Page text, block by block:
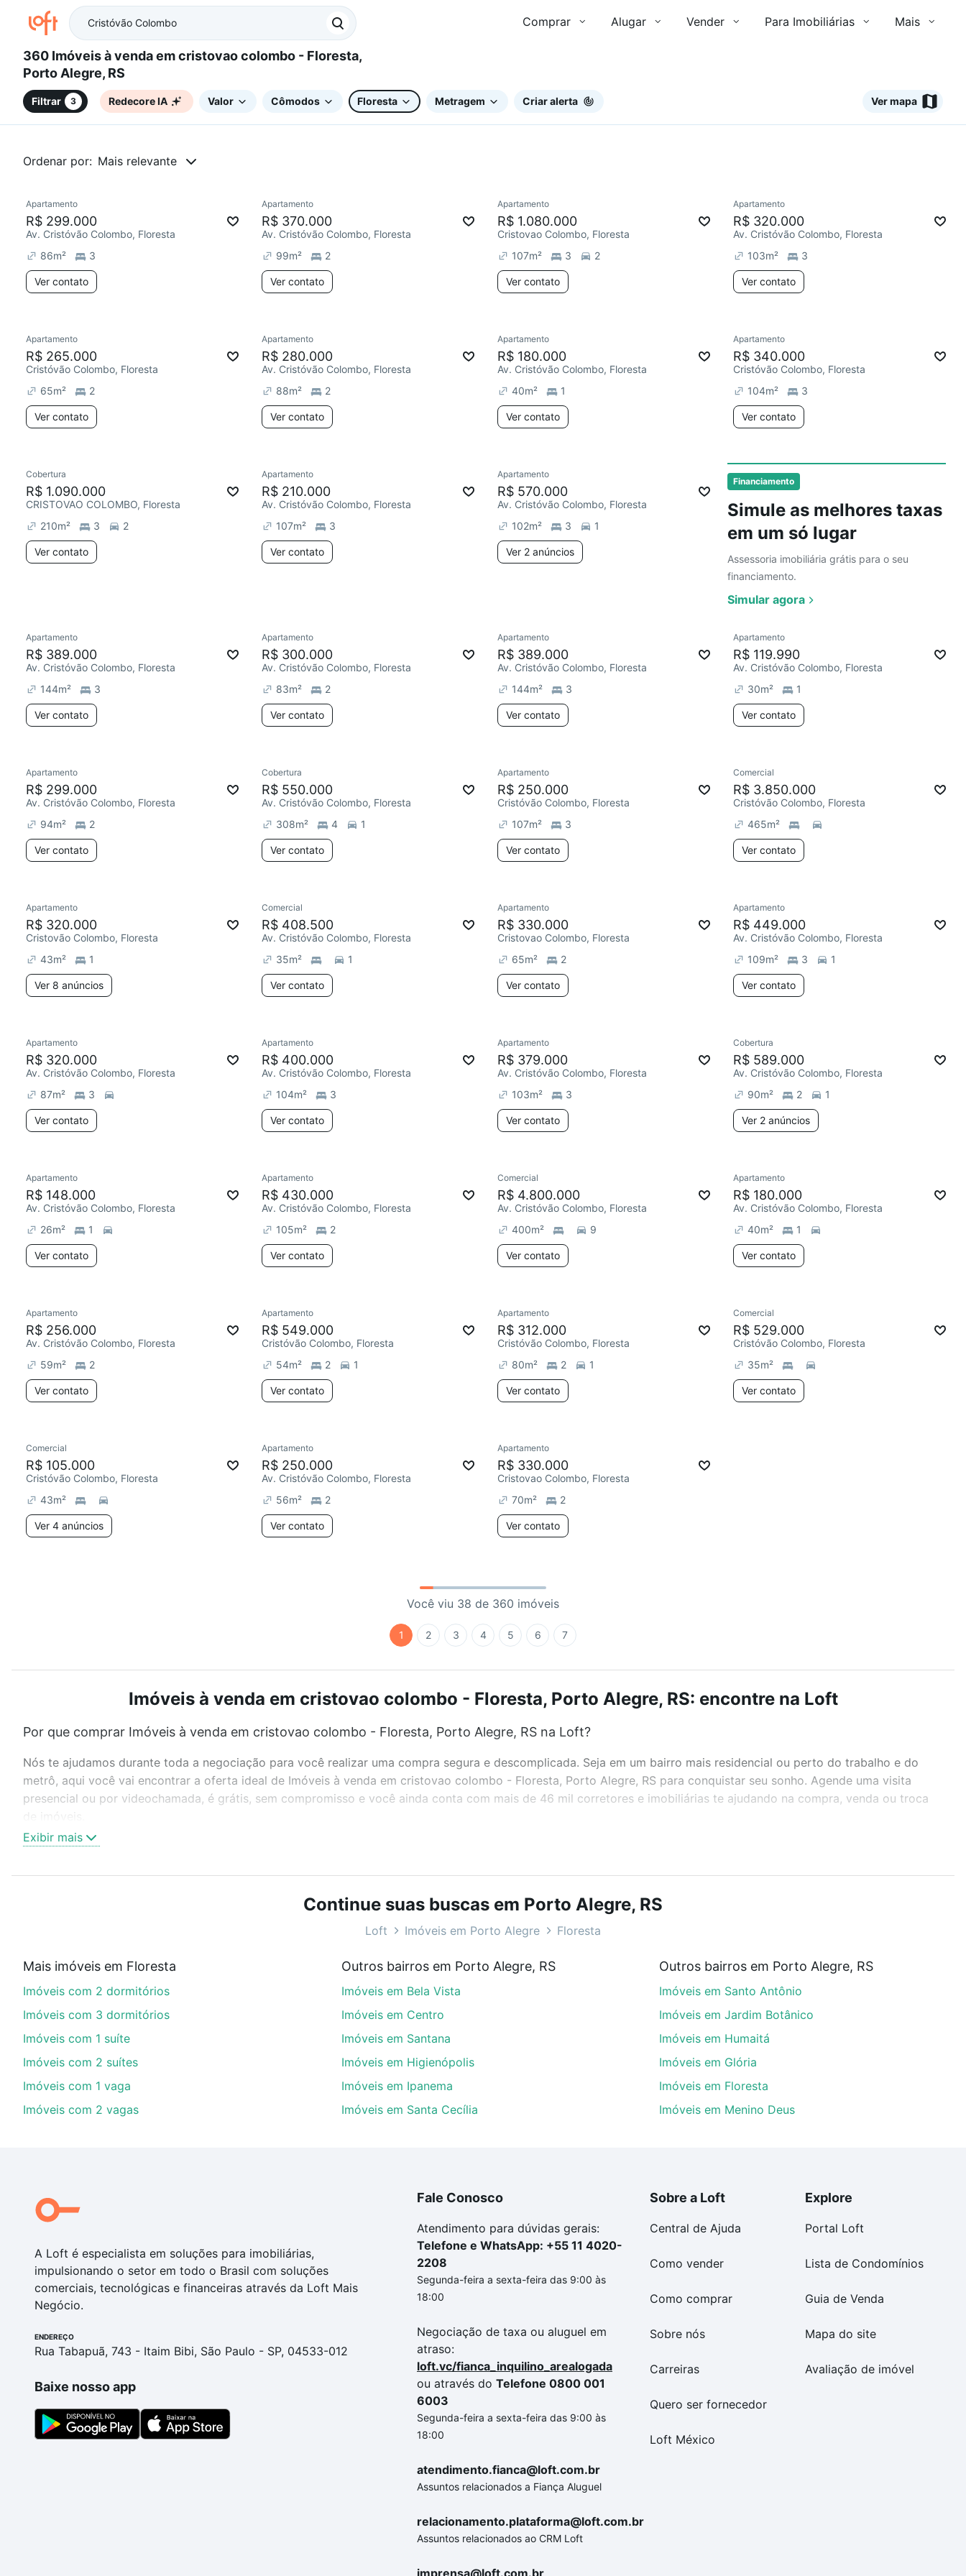
Comprar Alugar Vender Para Imobiliárias Mais
360 Imóveis à venda em cristovao colombo - Floresta,
Porto Alegre, RS
Filtrar 3 Redecore IA Valor Cômodos Floresta Metragem Criar alerta Ver mapa
Ordenar por: Mais relevante
Financiamento
Simule as melhores taxas
em um só lugar
Assessoria imobiliária grátis para o seu
financiamento.
Simular agora
Redecorar
Apartamento
R$ 299.000
Av. Cristóvão Colombo, Floresta
86m² 3
Ver contato
Redecorar
Apartamento
R$ 370.000
Av. Cristóvão Colombo, Floresta
99m² 2
Ver contato
Redecorar
Apartamento
R$ 1.080.000
Cristovao Colombo, Floresta
107m² 3 2
Ver contato
Redecorar
Apartamento
R$ 320.000
Av. Cristóvão Colombo, Floresta
103m² 3
Ver contato
Chegou este mês
Apartamento
R$ 265.000
Cristóvão Colombo, Floresta
65m² 2
Ver contato
Redecorar
Apartamento
R$ 280.000
Av. Cristóvão Colombo, Floresta
88m² 2
Ver contato
Redecorar
Apartamento
R$ 180.000
Av. Cristóvão Colombo, Floresta
40m² 1
Ver contato
Chegou este mês
Apartamento
R$ 340.000
Cristóvão Colombo, Floresta
104m² 3
Ver contato
Chegou este mês
Ver
Cobertura
R$ 1.090.000
CRISTOVAO COLOMBO, Floresta
210m² 3 2
Ver contato
Redecorar
Apartamento
R$ 210.000
Av. Cristóvão Colombo, Floresta
107m² 3
Ver contato
Redecorar
Apartamento
R$ 570.000
Av. Cristóvão Colombo, Floresta
102m² 3 1
Ver 2 anúncios
Redecorar
Apartamento
R$ 389.000
Av. Cristóvão Colombo, Floresta
144m² 3
Ver contato
Apartamento
R$ 300.000
Av. Cristóvão Colombo, Floresta
83m² 2
Ver contato
Apartamento
R$ 389.000
Av. Cristóvão Colombo, Floresta
144m² 3
Ver contato
Apartamento
R$ 119.990
Av. Cristóvão Colombo, Floresta
30m² 1
Ver contato
Apartamento
R$ 299.000
Av. Cristóvão Colombo, Floresta
94m² 2
Ver contato
Cobertura
R$ 550.000
Av. Cristóvão Colombo, Floresta
308m² 4 1
Ver contato
Apartamento
R$ 250.000
Cristóvão Colombo, Floresta
107m² 3
Ver contato
Comercial
R$ 3.850.000
Cristóvão Colombo, Floresta
465m²
Ver contato
Apartamento
R$ 320.000
Cristovão Colombo, Floresta
43m² 1
Ver 8 anúncios
Comercial
R$ 408.500
Av. Cristóvão Colombo, Floresta
35m² 1
Ver contato
Apartamento
R$ 330.000
Cristovao Colombo, Floresta
65m² 2
Ver contato
Apartamento
R$ 449.000
Av. Cristóvão Colombo, Floresta
109m² 3 1
Ver contato
Apartamento
R$ 320.000
Av. Cristóvão Colombo, Floresta
87m² 3
Ver contato
Apartamento
R$ 400.000
Av. Cristóvão Colombo, Floresta
104m² 3
Ver contato
Apartamento
R$ 379.000
Av. Cristóvão Colombo, Floresta
103m² 3
Ver contato
Cobertura
R$ 589.000
Av. Cristóvão Colombo, Floresta
90m² 2 1
Ver 2 anúncios
Apartamento
R$ 148.000
Av. Cristóvão Colombo, Floresta
26m² 1
Ver contato
Apartamento
R$ 430.000
Av. Cristóvão Colombo, Floresta
105m² 2
Ver contato
Comercial
R$ 4.800.000
Av. Cristóvão Colombo, Floresta
400m² 9
Ver contato
Apartamento
R$ 180.000
Av. Cristóvão Colombo, Floresta
40m² 1
Ver contato
Apartamento
R$ 256.000
Av. Cristóvão Colombo, Floresta
59m² 2
Ver contato
Apartamento
R$ 549.000
Cristóvão Colombo, Floresta
54m² 2 1
Ver contato
Apartamento
R$ 312.000
Cristóvão Colombo, Floresta
80m² 2 1
Ver contato
Comercial
R$ 529.000
Cristóvão Colombo, Floresta
35m²
Ver contato
Comercial
R$ 105.000
Cristóvão Colombo, Floresta
43m²
Ver 4 anúncios
Apartamento
R$ 250.000
Av. Cristóvão Colombo, Floresta
56m² 2
Ver contato
Apartamento
R$ 330.000
Cristovao Colombo, Floresta
70m² 2
Ver contato
Você viu 38 de 360 imóveis
1 2 3 4 5 6 7
Imóveis à venda em cristovao colombo - Floresta, Porto Alegre, RS: encontre na Loft
Por que comprar Imóveis à venda em cristovao colombo - Floresta, Porto Alegre, RS na Loft?
Nós te ajudamos durante toda a negociação para você realizar uma compra segura e descomplicada. Seja em um bairro mais residencial ou perto do trabalho e do
metrô, aqui você vai encontrar a oferta ideal de Imóveis à venda em cristovao colombo - Floresta, Porto Alegre, RS para conquistar seu sonho. Agende uma visita
presencial ou por videochamada, é grátis, sem compromisso e você ainda conta com mais de 46 mil corretores e imobiliárias te ajudando na compra, venda ou troca
Como escolher um imóvel?
Use barra de busca no topo para pesquisar por ruas, bairros e até condomínios favoritos. Você também pode usar os filtros como quantidade de quartos, suítes, com
ou sem vaga de garagem para combinar perfeitamente com o preço, metragem e comodidades, como piscina, academia, salão de festas ou área verde e encontrar
Imóveis à venda em cristovao colombo - Floresta, Porto Alegre, RS ideal para você na Loft.
Aqui na Loft temos a oferta ideal para você, com Imóveis à venda em cristovao colombo - Floresta, Porto Alegre, RS que custam a partir de R$ 0 e com nossas opções
de financiamento imobiliário as parcelas podem se adequar ao seu orçamento. Se ainda tem alguma dúvida dos custos envolvidos no processo de compra, veja em
nosso portal quanto custa comprar um apartamento
e conte com a gente para comprar o imóvel dos seus sonhos com segurança e conforto. Loft, com você até as
Exibir mais
Continue suas buscas em Porto Alegre, RS
Loft Imóveis em Porto Alegre Floresta
Mais imóveis em Floresta
Imóveis com 2 dormitórios
Imóveis com 3 dormitórios
Imóveis com 1 suíte
Imóveis com 2 suítes
Imóveis com 1 vaga
Imóveis com 2 vagas
Outros bairros em Porto Alegre, RS
Imóveis em Bela Vista
Imóveis em Centro
Imóveis em Santana
Imóveis em Higienópolis
Imóveis em Ipanema
Imóveis em Santa Cecília
Outros bairros em Porto Alegre, RS
Imóveis em Santo Antônio
Imóveis em Jardim Botânico
Imóveis em Humaitá
Imóveis em Glória
Imóveis em Floresta
Imóveis em Menino Deus
A Loft é especialista em soluções para imobiliárias,
impulsionando o setor em todo o Brasil com soluções
comerciais, tecnológicas e financeiras através da Loft Mais
Negócio.
ENDEREÇO
Rua Tabapuã, 743 - Itaim Bibi, São Paulo - SP, 04533-012
Baixe nosso app
Fale Conosco
Atendimento para dúvidas gerais:
Telefone e WhatsApp: +55 11 4020-
2208
Segunda-feira a sexta-feira das 9:00 às
18:00
Negociação de taxa ou aluguel em
atraso:
loft.vc/fianca_inquilino_arealogada
ou através do Telefone 0800 001
6003
Segunda-feira a sexta-feira das 9:00 às
18:00
atendimento.fianca@loft.com.br
Assuntos relacionados a Fiança Aluguel
relacionamento.plataforma@loft.com.br
Assuntos relacionados ao CRM Loft
imprensa@loft.com.br
Sobre a Loft
Central de Ajuda
Como vender
Como comprar
Sobre nós
Carreiras
Quero ser fornecedor
Loft México
Explore
Portal Loft
Lista de Condomínios
Guia de Venda
Mapa do site
Avaliação de imóvel